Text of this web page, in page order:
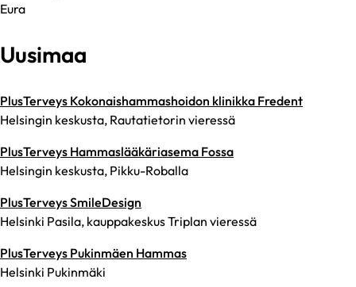
Eura
Uusimaa
PlusTerveys Kokonaishammashoidon klinikka Fredent
Helsingin keskusta, Rautatietorin vieressä
PlusTerveys Hammaslääkäriasema Fossa
Helsingin keskusta, Pikku-Roballa
PlusTerveys SmileDesign
Helsinki Pasila, kauppakeskus Triplan vieressä
PlusTerveys Pukinmäen Hammas
Helsinki Pukinmäki